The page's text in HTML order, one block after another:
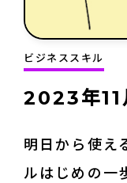
ビジネススキル
2023年11
明日から使え
ルはじめの一